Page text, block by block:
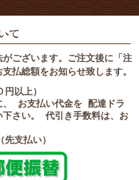
ございます。ご注文後に「注
払総額をお知らせ致します。
以上）
、 お支払い代金を 配達ドラ
下さい。 代引き手数料は、お
支払い）